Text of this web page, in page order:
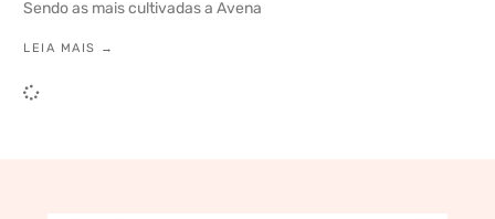
Sendo as mais cultivadas a Avena
LEIA MAIS →